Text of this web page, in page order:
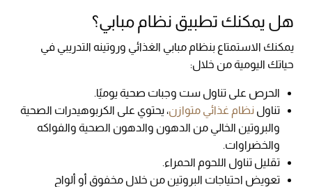
هل يمكنك تطبيق نظام مبابي؟
يمكنك الاستمتاع بنظام مبابي الغذائي وروتينه التدريبي في
حياتك اليومية من خلال:
الحرص على تناول ست وجبات صحية يوميًا.
تناول نظام غذائي متوازن، يحتوي على الكربوهيدرات الصحية
والبروتين الخالي من الدهون والدهون الصحية والفواكه
والخضراوات.
تقليل تناول اللحوم الحمراء.
تعويض احتياجات البروتين من خلال مخفوق أو ألواح